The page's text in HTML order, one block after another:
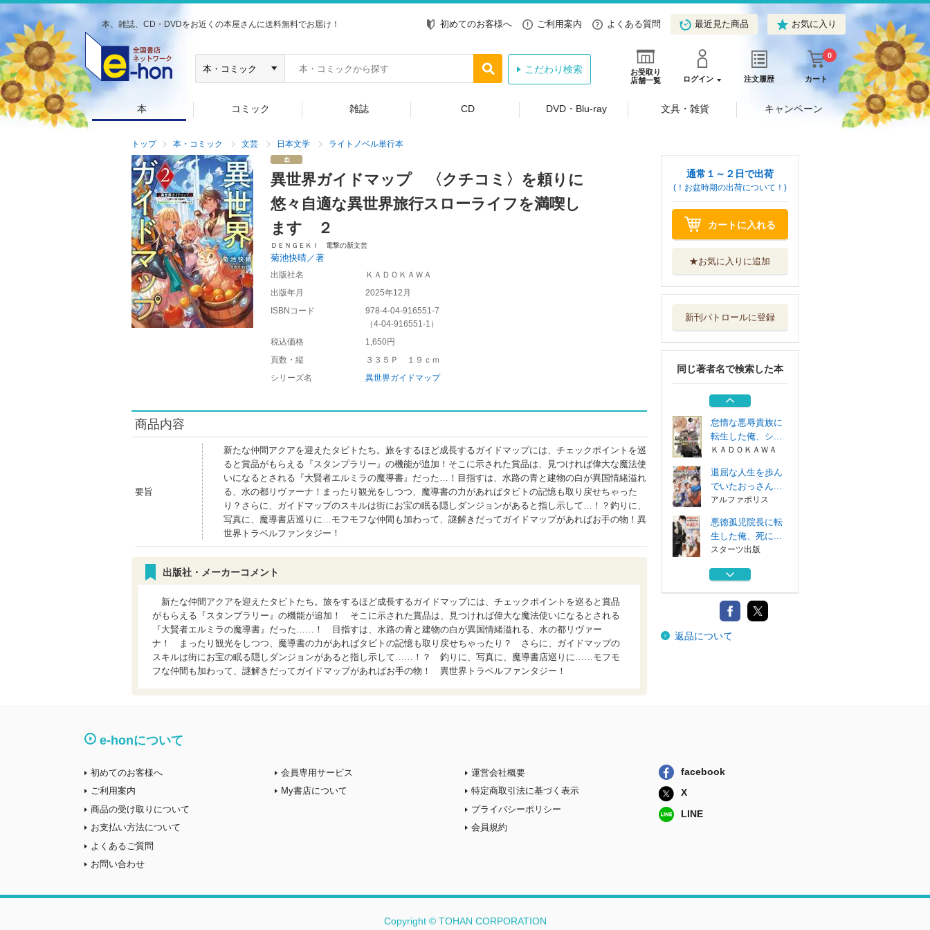
本、雑誌、CD・DVDをお近くの本屋さんに送料無料でお届け！ 初めてのお客様へ ご利用案内 よくある質問 最近見た商品 お気に入り
お受取り
店舗一覧
ログイン 注文履歴 カート
0
こだわり検索
本 コミック 雑誌 CD DVD・Blu-ray 文具・雑貨 キャンペーン
トップ 本・コミック 文芸 日本文学 ライトノベル単行本
異世界ガイドマップ 〈クチコミ〉を頼りに
悠々自適な異世界旅行スローライフを満喫し
ます ２
ＤＥＮＧＥＫＩ 電撃の新文芸
菊池快晴／著
出版社名
ＫＡＤＯＫＡＷＡ
出版年月
2025年12月
ISBNコード
978-4-04-916551-7
（4-04-916551-1 ）
税込価格
1,650円
頁数・縦
３３５Ｐ １９ｃｍ
シリーズ名
異世界ガイドマップ
商品内容
要旨
新たな仲間アクアを迎えたタビトたち。旅をするほど成長するガイドマップには、チェックポイントを巡
ると賞品がもらえる『スタンプラリー』の機能が追加！そこに示された賞品は、見つければ偉大な魔法使
いになるとされる『大賢者エルミラの魔導書』だった…！目指すは、水路の青と建物の白が異国情緒溢れ
る、水の都リヴァーナ！まったり観光をしつつ、魔導書の力があればタビトの記憶も取り戻せちゃった
り？さらに、ガイドマップのスキルは街にお宝の眠る隠しダンジョンがあると指し示して…！？釣りに、
写真に、魔導書店巡りに…モフモフな仲間も加わって、謎解きだってガイドマップがあればお手の物！異
世界トラベルファンタジー！
出版社・メーカーコメント
新たな仲間アクアを迎えたタビトたち。旅をするほど成長するガイドマップには、チェックポイントを巡ると賞品
がもらえる『スタンプラリー』の機能が追加！ そこに示された賞品は、見つければ偉大な魔法使いになるとされる
『大賢者エルミラの魔導書』だった……！ 目指すは、水路の青と建物の白が異国情緒溢れる、水の都リヴァー
ナ！ まったり観光をしつつ、魔導書の力があればタビトの記憶も取り戻せちゃったり？ さらに、ガイドマップの
スキルは街にお宝の眠る隠しダンジョンがあると指し示して……！？ 釣りに、写真に、魔導書店巡りに……モフモ
フな仲間も加わって、謎解きだってガイドマップがあればお手の物！ 異世界トラベルファンタジー！
通常１～２日で出荷
(！お盆時期の出荷について！)
カートに入れる
★お気に入りに追加
新刊パトロールに登録
同じ著者名で検索した本
悪徳孤児院長に転
生した俺、死に...
退屈な人生を歩ん
アルファポリス
捨てられ傭兵は自
由気ままに生き...
ＫＡＤＯＫＡＷＡ
怠惰な悪辱貴族に
転生した俺、シ...
ＫＡＤＯＫＡＷＡ
退屈な人生を歩ん
でいたおっさん...
アルファポリス
悪徳孤児院長に転
生した俺、死に...
スターツ出版
退屈な人生を歩ん
アルファポリス
捨てられ傭兵は自
由気ままに生き...
悪徳孤児院長に転
ＫＡＤＯＫＡＷＡ
返品について
e-honについて
初めてのお客様へ
ご利用案内
商品の受け取りについて
お支払い方法について
よくあるご質問
お問い合わせ
会員専用サービス
My書店について
運営会社概要
特定商取引法に基づく表示
プライバシーポリシー
会員規約
facebook
X
LINE
Copyright © TOHAN CORPORATION